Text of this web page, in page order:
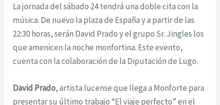
La jornada del sábado 24 tendrá una doble cita con la
música. De nuevo la plaza de España y a partir de las
22:30 horas, serán David Prado y el grupo Sr. Jingles los
que amenicen la noche monfortina. Este evento,
cuenta con la colaboración de la Diputación de Lugo.
David Prado, artista lucense que llega a Monforte para
presentar su último trabajo “El viaje perfecto” en el